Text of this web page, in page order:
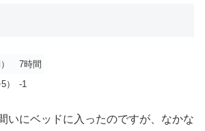
7時間
-1
いにベッドに入ったのですが、なかな